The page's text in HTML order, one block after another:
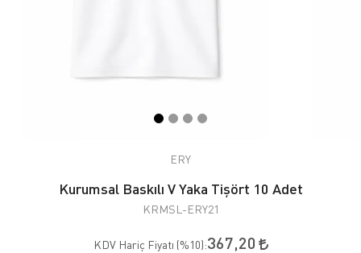
ERY
Kurumsal Baskılı V Yaka Tişört 10 Adet
KRMSL-ERY21
KDV Hariç Fiyatı (%10):367,20